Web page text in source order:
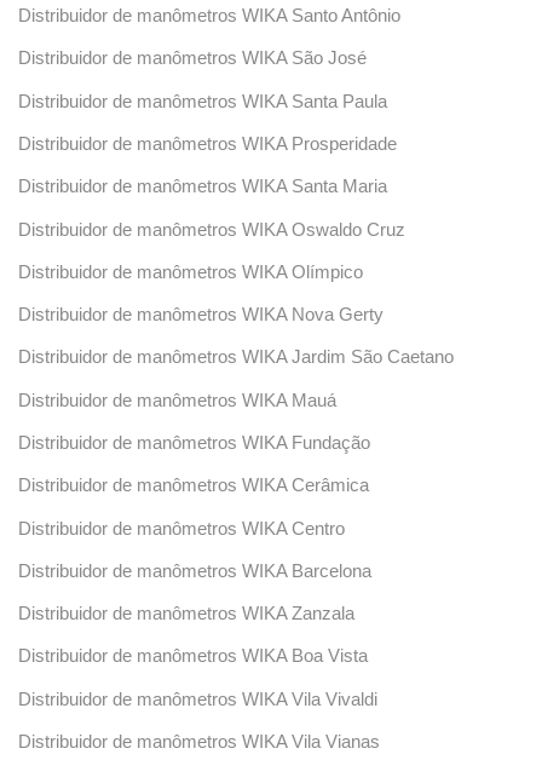
Distribuidor de manômetros WIKA Santo Antônio
Distribuidor de manômetros WIKA São José
Distribuidor de manômetros WIKA Santa Paula
Distribuidor de manômetros WIKA Prosperidade
Distribuidor de manômetros WIKA Santa Maria
Distribuidor de manômetros WIKA Oswaldo Cruz
Distribuidor de manômetros WIKA Olímpico
Distribuidor de manômetros WIKA Nova Gerty
Distribuidor de manômetros WIKA Jardim São Caetano
Distribuidor de manômetros WIKA Mauá
Distribuidor de manômetros WIKA Fundação
Distribuidor de manômetros WIKA Cerâmica
Distribuidor de manômetros WIKA Centro
Distribuidor de manômetros WIKA Barcelona
Distribuidor de manômetros WIKA Zanzala
Distribuidor de manômetros WIKA Boa Vista
Distribuidor de manômetros WIKA Vila Vivaldi
Distribuidor de manômetros WIKA Vila Vianas